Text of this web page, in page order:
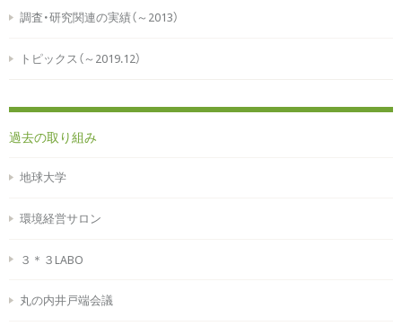
調査・研究関連の実績（～2013）
トピックス（～2019.12）
過去の取り組み
地球大学
環境経営サロン
３＊３LABO
丸の内井戸端会議